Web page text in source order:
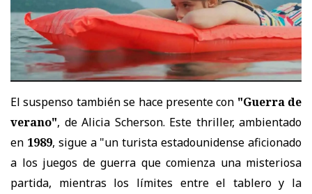
El suspenso también se hace presente con "Guerra de
verano", de Alicia Scherson. Este thriller, ambientado
en 1989, sigue a "un turista estadounidense aficionado
a los juegos de guerra que comienza una misteriosa
partida, mientras los límites entre el tablero y la